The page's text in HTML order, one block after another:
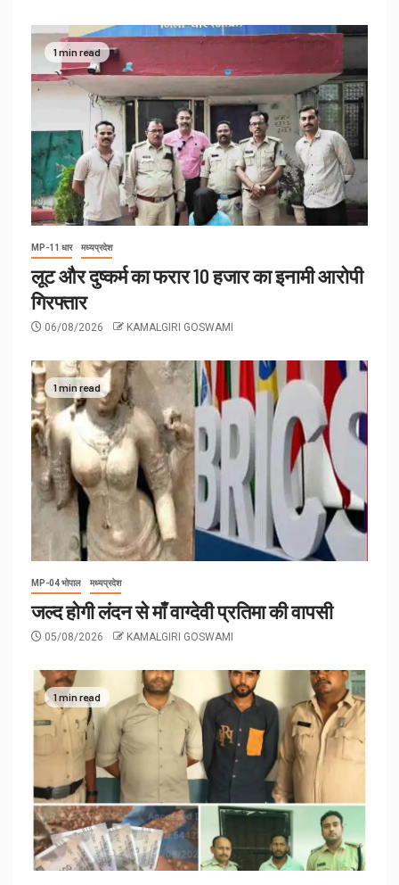
1 min read
MP-11 धार मध्यप्रदेश
लूट और दुष्कर्म का फरार 10 हजार का इनामी आरोपी
गिरफ्तार
06/08/2026 KAMALGIRI GOSWAMI
1 min read
MP-04 भोपाल मध्यप्रदेश
जल्द होगी लंदन से माँ वाग्देवी प्रतिमा की वापसी
05/08/2026 KAMALGIRI GOSWAMI
1 min read